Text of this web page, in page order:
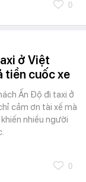
0
ở Việt
tiền cuốc xe
Ấn Độ đi taxi ở
cảm ơn tài xế mà
nhiều người
0